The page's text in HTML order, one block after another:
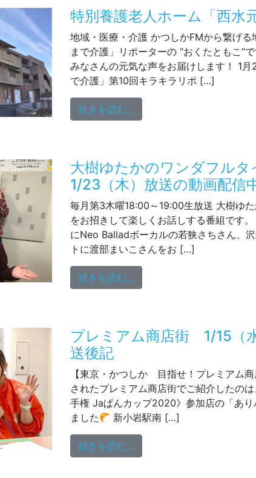
特別養護老人ホーム「西水
地域・医療・介護 かつしかFMから繋げ
まで介護」リポーターの “おくたともこ
みなさんの元気な声をお届けします！ 1
で介護」第10回キラキラリポ […]
続きを読む…
大樹ゆたかのワンダフル
1/23（木）放送の動画配信
毎月第3木曜18:00～19:00生放送 大樹ゆ
をお招きして楽しくお話しする番組です
にNeo Balladボーカルの若狭さちさん、
トに渡部まいこさんをお […]
続きを読む…
プレミアム商店街 1/15（
送後記
【東京・かつしか 目指せ！プレミアム
されたプレミアム商店街でご紹介したの
手権 Jaぱんカップ2020》参加店の「あり
ました
新小岩駅南 […]
続きを読む…